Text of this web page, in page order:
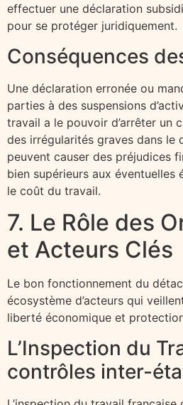
effectuer une déclaration
pour se protéger juridiquement.
Conséquences
Une déclaration erronée ou
parties à des suspensions
travail a le pouvoir d’arrêter un
des irrégularités graves dans le
peuvent causer des préjudices
bien supérieurs aux éventuelles
le coût du travail.
7. Le Rôle des
et Acteurs Clés
Le bon fonctionnement du
écosystème d’acteurs qui
liberté économique et
L’Inspection du
contrôles inter-